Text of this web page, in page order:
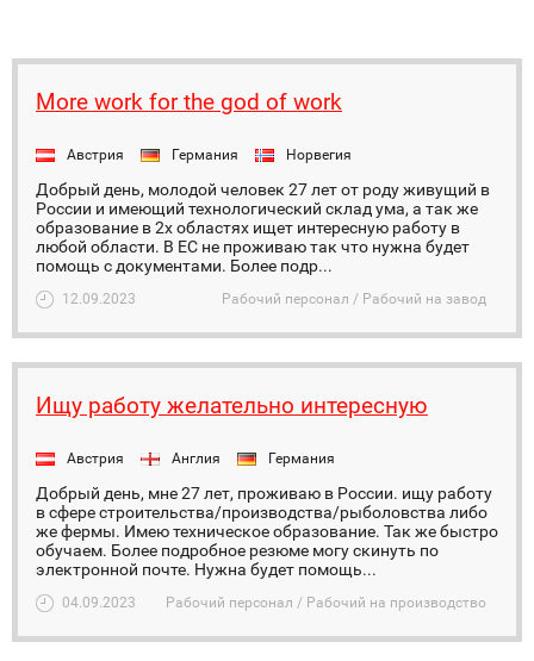
More work for the god of work
Австрия Германия Норвегия
Добрый день, молодой человек 27 лет от роду живущий в
России и имеющий технологический склад ума, а так же
образование в 2х областях ищет интересную работу в
любой области. В ЕС не проживаю так что нужна будет
помощь с документами. Более подр...
12.09.2023 Рабочий персонал / Рабочий на завод
Ищу работу желательно интересную
Австрия Англия Германия
Добрый день, мне 27 лет, проживаю в России. ищу работу
в сфере строительства/производства/рыболовства либо
же фермы. Имею техническое образование. Так же быстро
обучаем. Более подробное резюме могу скинуть по
электронной почте. Нужна будет помощь...
04.09.2023 Рабочий персонал / Рабочий на производство